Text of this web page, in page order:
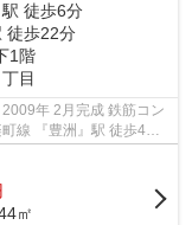
駅 徒歩6分
徒歩22分
1階
丁目
㎡